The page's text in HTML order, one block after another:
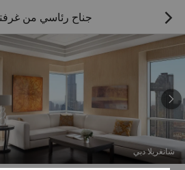
 جناح رئاسي من
شانغريلا دبي
